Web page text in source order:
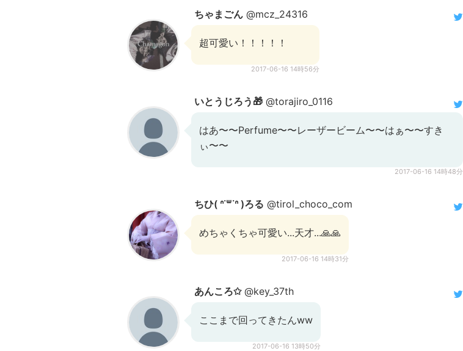
ちゃまごん @mcz_24316
超可愛い！！！！！
2017-06-16 14時56分
いとうじろう🎁 @torajiro_0116
はあ〜〜Perfume〜〜レーザービーム〜〜はぁ〜〜すき
ぃ〜〜
2017-06-16 14時48分
ちひ( ᐢ˙꒳​˙ᐢ )ろる @tirol_choco_com
めちゃくちゃ可愛い...天才...🙏🙏
2017-06-16 14時31分
あんころ✩@key_37th
ここまで回ってきたんww
2017-06-16 13時50分